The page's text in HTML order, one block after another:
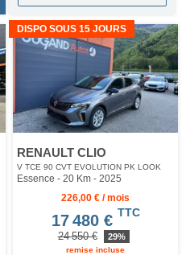
DISPO SOUS 15 JOURS
RENAULT CLIO
V TCE 90 CVT EVOLUTION PK LOOK
Essence - 20 Km- 2025
226,00 € / mois
17 480 € TTC
24 550 € 29%
remise incluse